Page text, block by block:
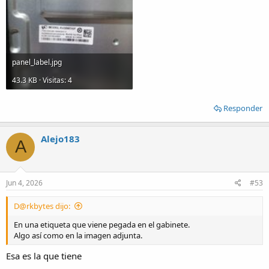
panel_label.jpg
43.3 KB · Visitas: 4
Responder
A Alejo183
Jun 4, 2026 #53
D@rkbytes dijo:
En una etiqueta que viene pegada en el gabinete.
Algo así como en la imagen adjunta.
Esa es la que tiene